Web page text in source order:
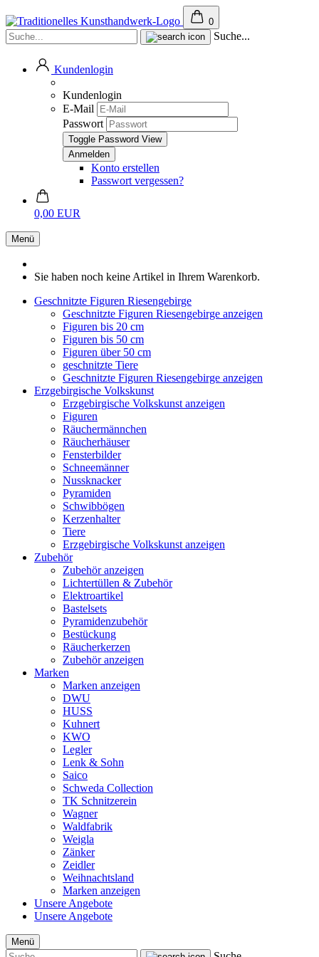
0
Suche...
Kundenlogin
Kundenlogin
E-Mail
Passwort
Toggle Password View
Konto erstellen
Passwort vergessen?
0,00 EUR
Menü
Sie haben noch keine Artikel in Ihrem Warenkorb.
Geschnitzte Figuren Riesengebirge
Geschnitzte Figuren Riesengebirge anzeigen
Figuren bis 20 cm
Figuren bis 50 cm
Figuren über 50 cm
geschnitzte Tiere
Geschnitzte Figuren Riesengebirge anzeigen
Erzgebirgische Volkskunst
Erzgebirgische Volkskunst anzeigen
Figuren
Räuchermännchen
Räucherhäuser
Fensterbilder
Schneemänner
Nussknacker
Pyramiden
Schwibbögen
Kerzenhalter
Tiere
Erzgebirgische Volkskunst anzeigen
Zubehör
Zubehör anzeigen
Lichtertüllen & Zubehör
Elektroartikel
Bastelsets
Pyramidenzubehör
Bestückung
Räucherkerzen
Zubehör anzeigen
Marken
Marken anzeigen
DWU
HUSS
Kuhnert
KWO
Legler
Lenk & Sohn
Saico
Schweda Collection
TK Schnitzerein
Wagner
Waldfabrik
Weigla
Zänker
Zeidler
Weihnachtsland
Marken anzeigen
Unsere Angebote
Unsere Angebote
Menü